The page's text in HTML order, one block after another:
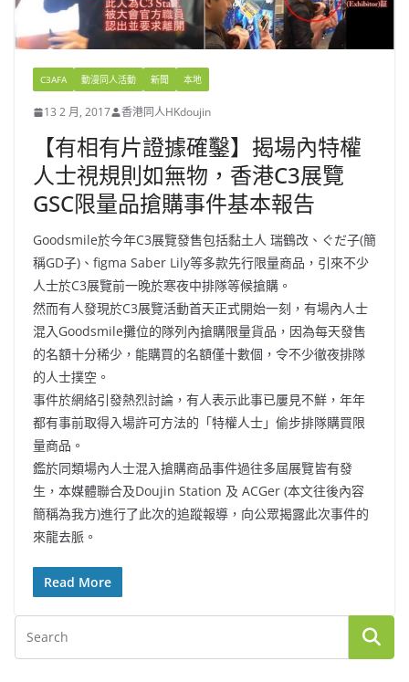
C3AFA 動漫同人活動 新聞 本地
13 2 月, 2017 香港同人HKdoujin
【有相有片證據確鑿】揭場內特權
人士視規則如無物，香港C3展覽
GSC限量品搶購事件基本報告
Goodsmile於今年C3展覽發售包括黏土人 瑞鶴改、ぐだ子(簡
稱GD子)、figma Saber Lily等多款先行限量商品，引來不少
人士於C3展覽前一晚於寒夜中排隊等候搶購。
然而有人發現於C3展覽活動首天正式開始一刻，有場內人士
混入Goodsmile攤位的隊列內搶購限量貨品，因為每天發售
的名額十分稀少，能購買的名額僅十數個，令不少徹夜排隊
的人士撲空。
事件於網絡引發熱烈討論，有人表示此事已屢見不鮮，年年
都有事前取得入場許可方法的「特權人士」偷步排隊購買限
量商品。
鑑於同類場內人士混入搶購商品事件過往多屆展覽皆有發
生，本媒體聯合及Doujin Station 及 ACGer (本文往後內容
簡稱為我方)進行了此次的追蹤報導，向公眾揭露此次事件的
來龍去脈。
Read More